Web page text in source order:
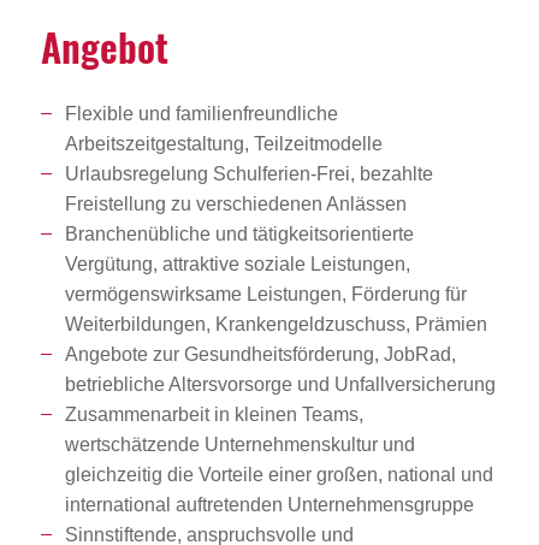
Angebot
Flexible und familienfreundliche
Arbeitszeitgestaltung, Teilzeitmodelle
Urlaubsregelung Schulferien-Frei, bezahlte
Freistellung zu verschiedenen Anlässen
Branchenübliche und tätigkeitsorientierte
Vergütung, attraktive soziale Leistungen,
vermögenswirksame Leistungen, Förderung für
Weiterbildungen, Krankengeldzuschuss, Prämien
Angebote zur Gesundheitsförderung, JobRad,
betriebliche Altersvorsorge und Unfallversicherung
Zusammenarbeit in kleinen Teams,
wertschätzende Unternehmenskultur und
gleichzeitig die Vorteile einer großen, national und
international auftretenden Unternehmensgruppe
Sinnstiftende, anspruchsvolle und